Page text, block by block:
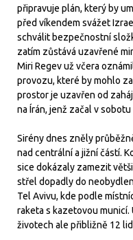
připravuje plán, který by
před víkendem svážet
schválit bezpečnostní
zatím zůstává uzavřené
Miri Regev už včera
provozu, které by mohlo
prostor je uzavřen od
na Írán, jenž začal v sobotu
Sirény dnes zněly
nad centrální a jižní částí.
sice dokázaly zamezit
střel dopadly do
Tel Avivu, kde podle
raketa s kazetovou municí.
životech ale přibližně 12